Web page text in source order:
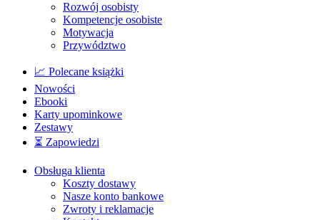
Rozwój osobisty
Kompetencje osobiste
Motywacja
Przywództwo
📈 Polecane książki
Nowości
Ebooki
Karty upominkowe
Zestawy
⏳ Zapowiedzi
Obsługa klienta
Koszty dostawy
Nasze konto bankowe
Zwroty i reklamacje